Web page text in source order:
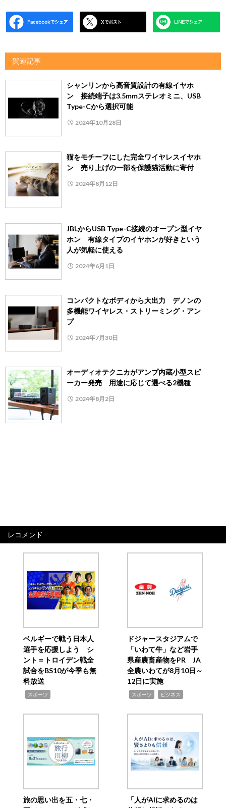
関連記事
シャンリンから高音質設計の有線イヤホ
ン 接続端子は3.5mmステレオミニ、USB
Type-Cから選択可能
2024年10月28日
猫をモチーフにした完全ワイヤレスイヤホ
ン 売り上げの一部を保護猫活動に寄付
2024年8月12日
JBLからUSB Type-C接続のオープン型イヤ
ホン 有線タイプのイヤホンが好きという
人が気軽に使える
2024年6月1日
コンパクトなボディから大出力 デノンの
多機能ワイヤレス・ストリーミング・アン
プ
2024年7月30日
オーディオテクニカがアンプ内蔵小型スピ
ーカー発売 用途に応じて選べる2機種
2024年8月2日
レコメンド
ベルギーで戦う日本人
選手を応援しよう シ
ント＝トロイデン戦全
試合をBS10が今季も無
料放送
スポーツ
ドジャースタジアムで
「いわて牛」など岩手
県産農畜産物をPR JA
全農いわてが8月10日～
12日に実施
スポーツ ビジネス
旅の思い出を五・七・
「人がAIに求めるのは